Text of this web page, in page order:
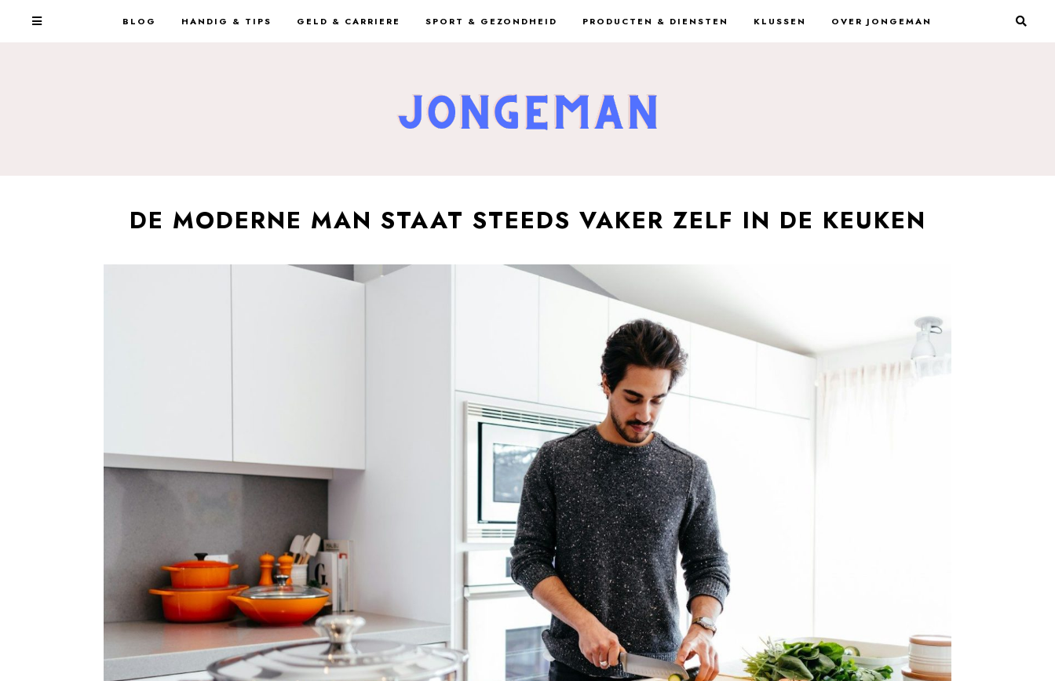
BLOG HANDIG & TIPS GELD & CARRIERE SPORT & GEZONDHEID PRODUCTEN & DIENSTEN KLUSSEN OVER JONGEMAN
DE MODERNE MAN STAAT STEEDS VAKER ZELF IN DE KEUKEN